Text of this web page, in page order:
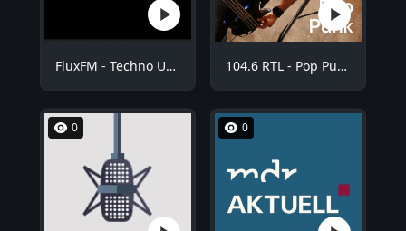
FluxFM - Techno Underground 104.6 RTL - Pop Punk
0 0